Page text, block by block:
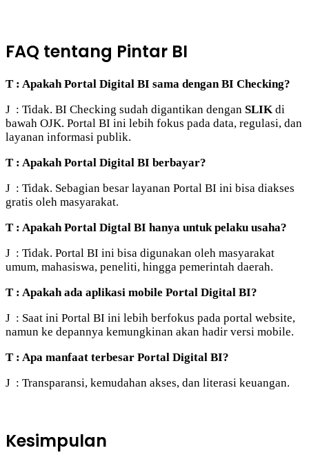
FAQ tentang Pintar BI
T : Apakah Portal Digital BI sama dengan BI Checking?
J : Tidak. BI Checking sudah digantikan dengan SLIK di
bawah OJK. Portal BI ini lebih fokus pada data, regulasi, dan
layanan informasi publik.
T : Apakah Portal Digital BI berbayar?
J : Tidak. Sebagian besar layanan Portal BI ini bisa diakses
gratis oleh masyarakat.
T : Apakah Portal Digtal BI hanya untuk pelaku usaha?
J : Tidak. Portal BI ini bisa digunakan oleh masyarakat
umum, mahasiswa, peneliti, hingga pemerintah daerah.
T : Apakah ada aplikasi mobile Portal Digital BI?
J : Saat ini Portal BI ini lebih berfokus pada portal website,
namun ke depannya kemungkinan akan hadir versi mobile.
T : Apa manfaat terbesar Portal Digital BI?
J : Transparansi, kemudahan akses, dan literasi keuangan.
Kesimpulan